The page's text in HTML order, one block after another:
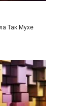
Так Мухе